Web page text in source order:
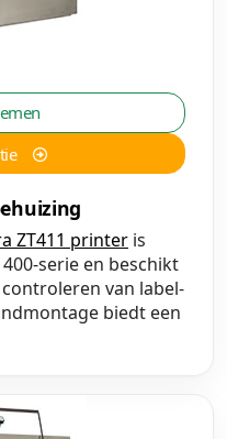
ZT411 printer is
serie en beschikt
van label-
biedt een